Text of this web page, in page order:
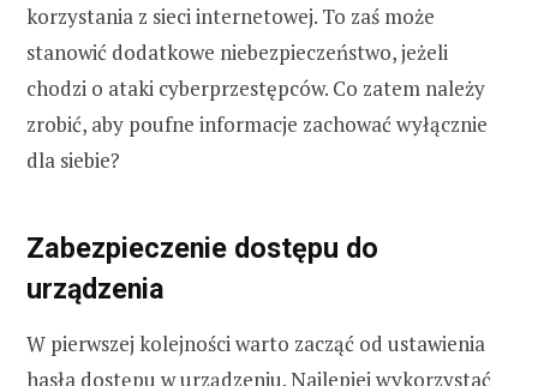
korzystania z sieci internetowej. To zaś może
stanowić dodatkowe niebezpieczeństwo, jeżeli
chodzi o ataki cyberprzestępców. Co zatem należy
zrobić, aby poufne informacje zachować wyłącznie
dla siebie?
Zabezpieczenie dostępu do
urządzenia
W pierwszej kolejności warto zacząć od ustawienia
hasła dostępu w urządzeniu. Najlepiej wykorzystać